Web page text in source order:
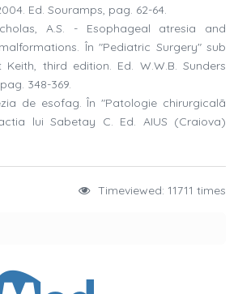
Ed. Souramps, pag. 62-64.
A.S. - Esophageal atresia and
În "Pediatric Surgery" sub
third edition. Ed. W.W.B. Sunders
348-369.
de esofag. În "Patologie chirurgicalã
lui Sabetay C. Ed. AIUS (Craiova)
Timeviewed: 11711 times